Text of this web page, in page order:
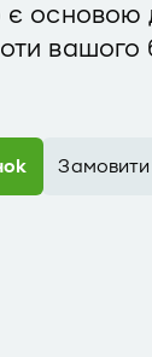
основою
вашого
Замовити